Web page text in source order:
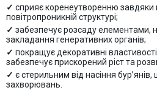
сприяє коренеутворенню завдяки
повітропроникній структурі;
забезпечує розсаду елементами,
закладання генеративних органів;
покращує декоративні
забезпечує прискорений ріст та
є стерильним від насіння бур’янів,
захворювань.